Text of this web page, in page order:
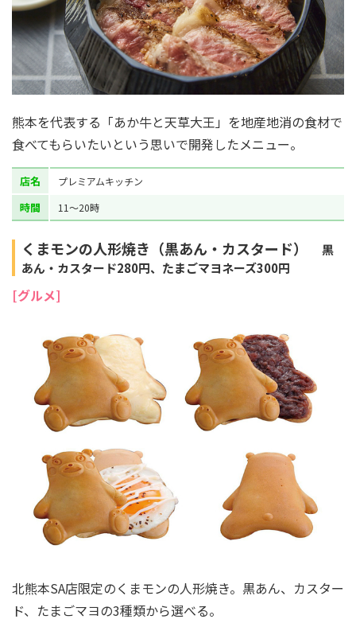
熊本を代表する「あか牛と天草大王」を地産地消の食材で
食べてもらいたいという思いで開発したメニュー。
店名 プレミアムキッチン
時間 11～20時
くまモンの人形焼き（黒あん・カスタード）
黒
あん・カスタード280円、たまごマヨネーズ300円
[グルメ]
北熊本SA店限定のくまモンの人形焼き。黒あん、カスター
ド、たまごマヨの3種類から選べる。